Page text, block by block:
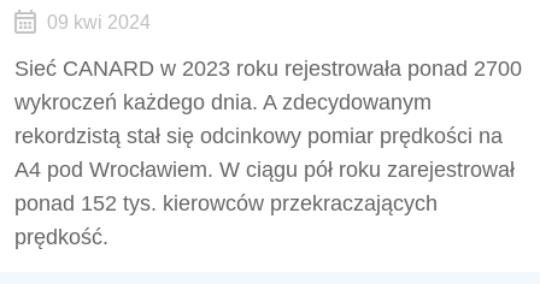
09 kwi 2024
Sieć CANARD w 2023 roku rejestrowała ponad 2700
wykroczeń każdego dnia. A zdecydowanym
rekordzistą stał się odcinkowy pomiar prędkości na
A4 pod Wrocławiem. W ciągu pół roku zarejestrował
ponad 152 tys. kierowców przekraczających
prędkość.